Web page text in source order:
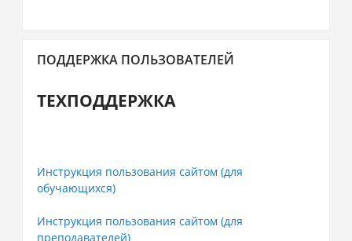
Поддержка
ПОДДЕРЖКА ПОЛЬЗОВАТЕЛЕЙ
ТЕХПОДДЕРЖКА
Инструкция пользования сайтом (для
обучающихся)
Инструкция пользования сайтом (для
преподавателей)